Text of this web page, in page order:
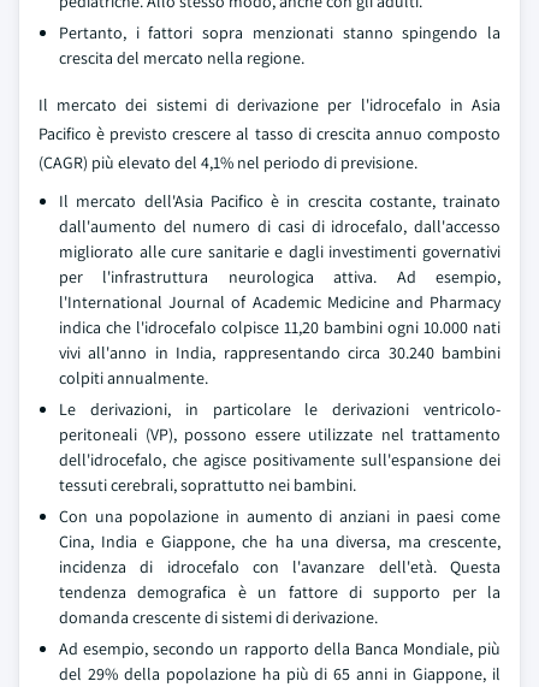
Pertanto, i fattori sopra menzionati stanno spingendo la
crescita del mercato nella regione.
Il mercato dei sistemi di derivazione per l'idrocefalo in Asia
Pacifico è previsto crescere al tasso di crescita annuo composto
(CAGR) più elevato del 4,1% nel periodo di previsione.
Il mercato dell'Asia Pacifico è in crescita costante, trainato
dall'aumento del numero di casi di idrocefalo, dall'accesso
migliorato alle cure sanitarie e dagli investimenti governativi
per l'infrastruttura neurologica attiva. Ad esempio,
l'International Journal of Academic Medicine and Pharmacy
indica che l'idrocefalo colpisce 11,20 bambini ogni 10.000 nati
vivi all'anno in India, rappresentando circa 30.240 bambini
colpiti annualmente.
Le derivazioni, in particolare le derivazioni ventricolo-
peritoneali (VP), possono essere utilizzate nel trattamento
dell'idrocefalo, che agisce positivamente sull'espansione dei
tessuti cerebrali, soprattutto nei bambini.
Con una popolazione in aumento di anziani in paesi come
Cina, India e Giappone, che ha una diversa, ma crescente,
incidenza di idrocefalo con l'avanzare dell'età. Questa
tendenza demografica è un fattore di supporto per la
domanda crescente di sistemi di derivazione.
Ad esempio, secondo un rapporto della Banca Mondiale, più
del 29% della popolazione ha più di 65 anni in Giappone, il